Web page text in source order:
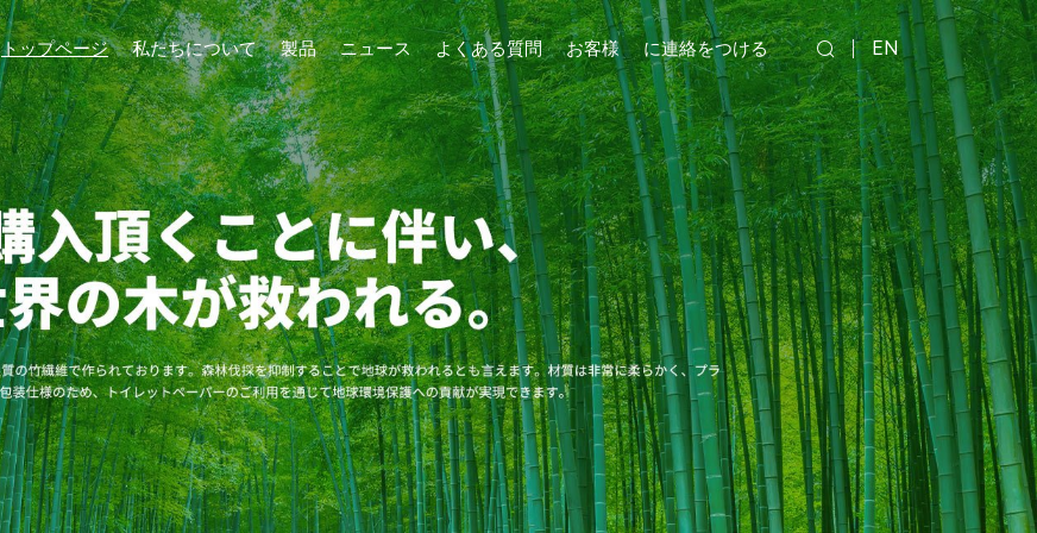
トップページ 私たちについて 製品 ニュース よくある質問 お客様 に連絡をつける EN